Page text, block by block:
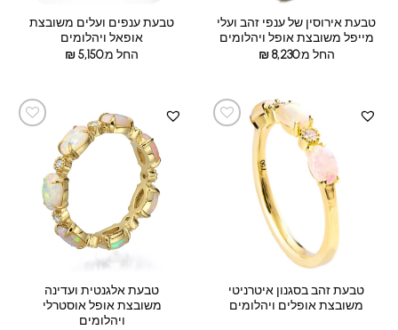
טבעת אירוסין של ענפי זהב ועלי
מייפל משובצת אופל ויהלומים
החל מ:
₪8,230
טבעת ענפים ועלים משובצת
אופאל ויהלומים
החל מ:
₪5,150
טבעת זהב בסגנון איטרניטי
משובצת אופלים ויהלומים
טבעת אלגנטית ועדינה
משובצת אופל אוסטרלי
ויהלומים